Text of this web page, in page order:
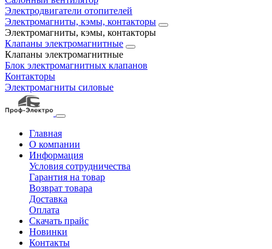
Электродвигатели отопителей
Электромагниты, кэмы, контакторы
Электромагниты, кэмы, контакторы
Клапаны электромагнитные
Клапаны электромагнитные
Блок электромагнитных клапанов
Контакторы
Электромагниты силовые
Главная
О компании
Информация
Условия сотрудничества
Гарантия на товар
Возврат товара
Доставка
Оплата
Скачать прайс
Новинки
Контакты